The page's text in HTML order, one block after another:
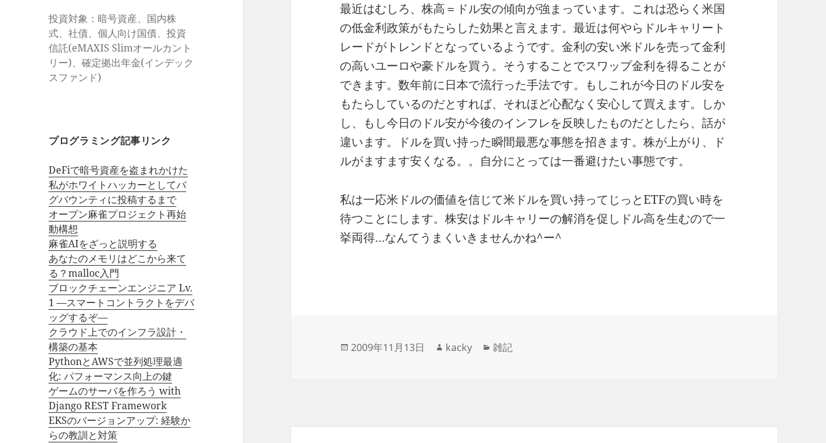
投資対象：暗号資産、国内株
式、社債、個人向け国債、投資
信託(eMAXIS Slimオールカント
リー)、確定拠出年金(インデック
スファンド)
プログラミング記事リンク
DeFiで暗号資産を盗まれかけた
私がホワイトハッカーとしてバ
グバウンティに投稿するまで
オープン麻雀プロジェクト再始
動構想
麻雀AIをざっと説明する
あなたのメモリはどこから来て
る？malloc入門
ブロックチェーンエンジニア Lv.
1 —スマートコントラクトをデバ
ッグするぞ—
クラウド上でのインフラ設計・
構築の基本
PythonとAWSで並列処理最適
化: パフォーマンス向上の鍵
ゲームのサーバを作ろう with
Django REST Framework
EKSのバージョンアップ: 経験か
らの教訓と対策
最近はむしろ、株高＝ドル安の傾向が強まっています。これは恐らく米国
の低金利政策がもたらした効果と言えます。最近は何やらドルキャリート
レードがトレンドとなっているようです。金利の安い米ドルを売って金利
の高いユーロや豪ドルを買う。そうすることでスワップ金利を得ることが
できます。数年前に日本で流行った手法です。もしこれが今日のドル安を
もたらしているのだとすれば、それほど心配なく安心して買えます。しか
し、もし今日のドル安が今後のインフレを反映したものだとしたら、話が
違います。ドルを買い持った瞬間最悪な事態を招きます。株が上がり、ド
ルがますます安くなる。。自分にとっては一番避けたい事態です。
私は一応米ドルの価値を信じて米ドルを買い持ってじっとETFの買い時を
待つことにします。株安はドルキャリーの解消を促しドル高を生むので一
挙両得…なんてうまくいきませんかね^ー^
投
2009年11月13日
作
kacky
カ
雑記